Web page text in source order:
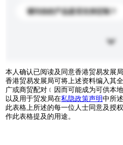
请问你的产品是否支持定制？
本人确认已阅读及同意香港贸易发展
香港贸易发展局可将上述资料编入其
广或商贸配对﹝因而可能成为可供本
以及用于贸发局在私隐政策声明中所
此表格上所述的每一位人士同意及授
作此表格提及的用途。